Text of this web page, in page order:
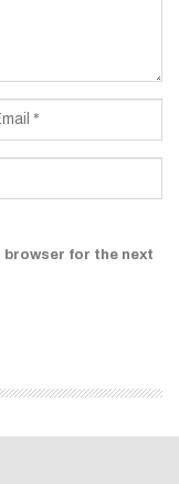
browser for the next